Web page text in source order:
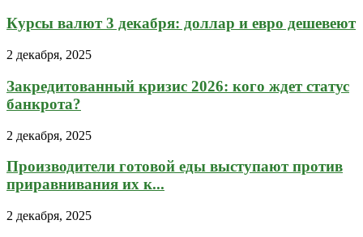
Курсы валют 3 декабря: доллар и евро дешевеют
2 декабря, 2025
Закредитованный кризис 2026: кого ждет статус
банкрота?
2 декабря, 2025
Производители готовой еды выступают против
приравнивания их к...
2 декабря, 2025